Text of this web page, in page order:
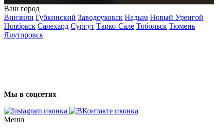
Ваш город
Винзили Губкинский Заводоуковск Надым Новый Уренгой
Ноябрьск Салехард Сургут Тарко-Сале Тобольск Тюмень
Ялуторовск
Мы в соцсетях
Меню